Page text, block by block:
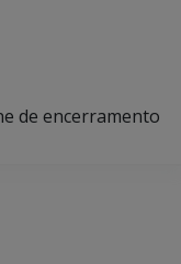
de encerramento